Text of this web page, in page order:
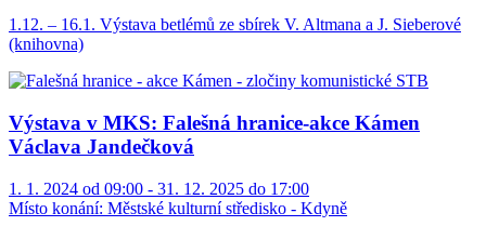
1.12. – 16.1. Výstava betlémů ze sbírek V. Altmana a J. Sieberové
(knihovna)
Výstava v MKS: Falešná hranice-akce Kámen
Václava Jandečková
1. 1. 2024 od 09:00 - 31. 12. 2025 do 17:00
Místo konání: Městské kulturní středisko - Kdyně